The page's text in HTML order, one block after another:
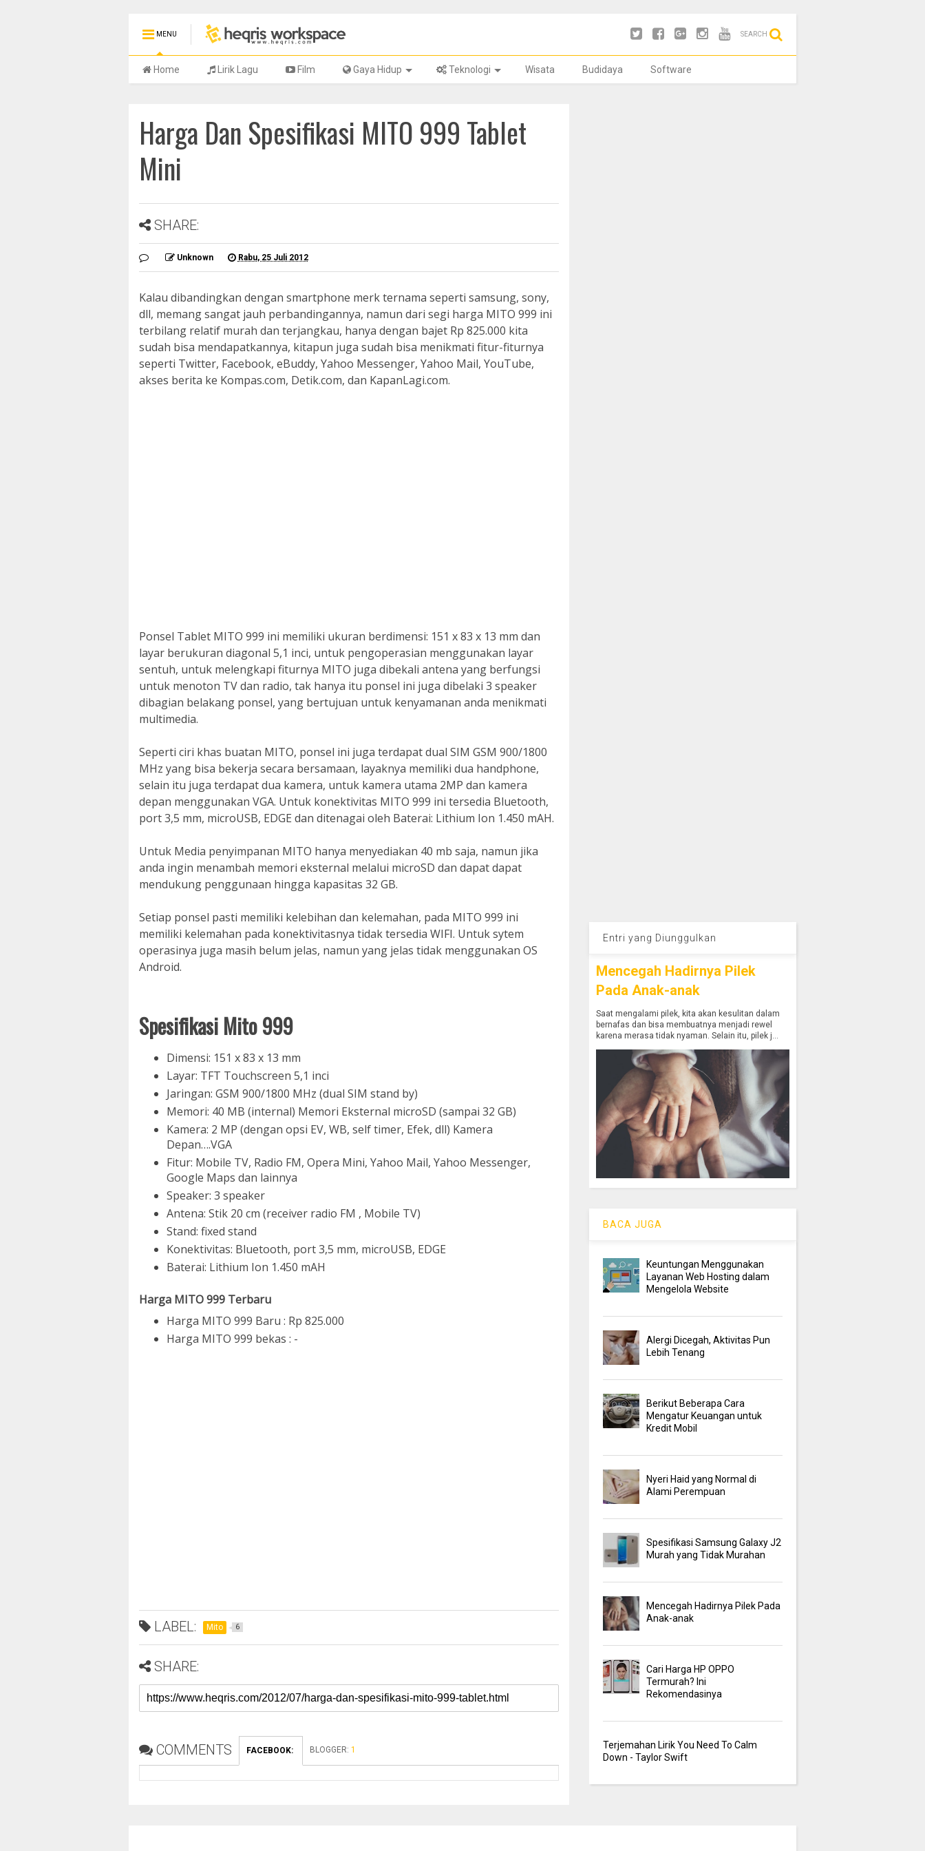
MENU SEARCH
Home Lirik Lagu Film Gaya Hidup Teknologi Wisata Budidaya Software
Harga Dan Spesifikasi MITO 999 Tablet
Mini
SHARE:
Unknown Rabu, 25 Juli 2012
Kalau dibandingkan dengan smartphone merk ternama seperti samsung, sony,
dll, memang sangat jauh perbandingannya, namun dari segi harga MITO 999 ini
terbilang relatif murah dan terjangkau, hanya dengan bajet Rp 825.000 kita
sudah bisa mendapatkannya, kitapun juga sudah bisa menikmati fitur-fiturnya
seperti Twitter, Facebook, eBuddy, Yahoo Messenger, Yahoo Mail, YouTube,
akses berita ke Kompas.com, Detik.com, dan KapanLagi.com.
Ponsel Tablet MITO 999 ini memiliki ukuran berdimensi: 151 x 83 x 13 mm dan
layar berukuran diagonal 5,1 inci, untuk pengoperasian menggunakan layar
sentuh, untuk melengkapi fiturnya MITO juga dibekali antena yang berfungsi
untuk menoton TV dan radio, tak hanya itu ponsel ini juga dibelaki 3 speaker
dibagian belakang ponsel, yang bertujuan untuk kenyamanan anda menikmati
multimedia.
Seperti ciri khas buatan MITO, ponsel ini juga terdapat dual SIM GSM 900/1800
MHz yang bisa bekerja secara bersamaan, layaknya memiliki dua handphone,
selain itu juga terdapat dua kamera, untuk kamera utama 2MP dan kamera
depan menggunakan VGA. Untuk konektivitas MITO 999 ini tersedia Bluetooth,
port 3,5 mm, microUSB, EDGE dan ditenagai oleh Baterai: Lithium Ion 1.450 mAH.
Untuk Media penyimpanan MITO hanya menyediakan 40 mb saja, namun jika
anda ingin menambah memori eksternal melalui microSD dan dapat dapat
mendukung penggunaan hingga kapasitas 32 GB.
Setiap ponsel pasti memiliki kelebihan dan kelemahan, pada MITO 999 ini
memiliki kelemahan pada konektivitasnya tidak tersedia WIFI. Untuk sytem
operasinya juga masih belum jelas, namun yang jelas tidak menggunakan OS
Android.
Spesifikasi Mito 999
Dimensi: 151 x 83 x 13 mm
Layar: TFT Touchscreen 5,1 inci
Jaringan: GSM 900/1800 MHz (dual SIM stand by)
Memori: 40 MB (internal) Memori Eksternal microSD (sampai 32 GB)
Kamera: 2 MP (dengan opsi EV, WB, self timer, Efek, dll) Kamera
Depan….VGA
Fitur: Mobile TV, Radio FM, Opera Mini, Yahoo Mail, Yahoo Messenger,
Google Maps dan lainnya
Speaker: 3 speaker
Antena: Stik 20 cm (receiver radio FM , Mobile TV)
Stand: fixed stand
Konektivitas: Bluetooth, port 3,5 mm, microUSB, EDGE
Baterai: Lithium Ion 1.450 mAH
Harga MITO 999 Terbaru
Harga MITO 999 Baru : Rp 825.000
Harga MITO 999 bekas : -
LABEL: Mito 6
SHARE:
COMMENTS FACEBOOK: BLOGGER: 1
Entri yang Diunggulkan
Mencegah Hadirnya Pilek
Pada Anak-anak
Saat mengalami pilek, kita akan kesulitan dalam
bernafas dan bisa membuatnya menjadi rewel
karena merasa tidak nyaman. Selain itu, pilek j...
BACA JUGA
Keuntungan Menggunakan
Layanan Web Hosting dalam
Mengelola Website
Alergi Dicegah, Aktivitas Pun
Lebih Tenang
Berikut Beberapa Cara
Mengatur Keuangan untuk
Kredit Mobil
Nyeri Haid yang Normal di
Alami Perempuan
Spesifikasi Samsung Galaxy J2
Murah yang Tidak Murahan
Mencegah Hadirnya Pilek Pada
Anak-anak
Cari Harga HP OPPO
Termurah? Ini
Rekomendasinya
Terjemahan Lirik You Need To Calm
Down - Taylor Swift